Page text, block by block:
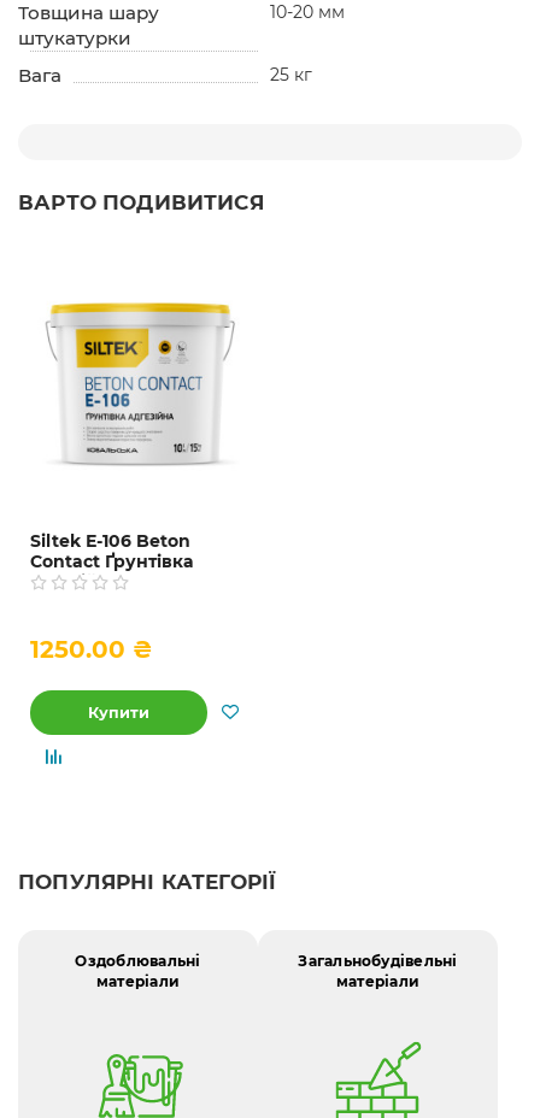
Товщина шару
штукатурки
10-20 мм
Вага 25 кг
ВАРТО ПОДИВИТИСЯ
Siltek Е-106 Beton
Contact Ґрунтівка
адгезійна, 10 л
1250.00 ₴
Купити
ПОПУЛЯРНІ КАТЕГОРІЇ
Оздоблювальні
матеріали
Загальнобудівельні
матеріали